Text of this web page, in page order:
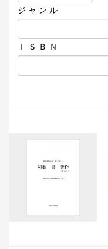
ジ ャ ン ル
Ｉ Ｓ Ｂ Ｎ